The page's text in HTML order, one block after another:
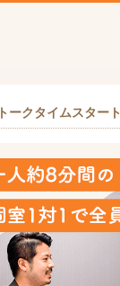
トークタイムスタート